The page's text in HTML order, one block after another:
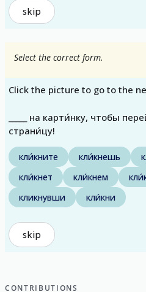
skip
Select the correct form.
Click the picture to go to the
_____ на карти́нку, чтобы
страни́цу!
кли́кните кли́кнешь
кли́кнет
кли́кнем
кликнувши
кли́кни
skip
CONTRIBUTIONS